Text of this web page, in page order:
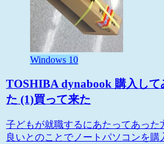
Windows 10
TOSHIBA dynabook 購入して
た (1)買って来た
子どもが就職するにあたってあった
良いとのことでノートパソコンを購